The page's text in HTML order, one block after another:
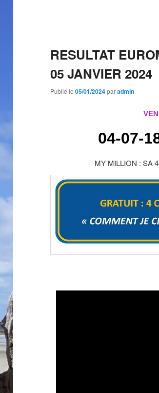
RESULTAT
05 JANVIER 2024
Publié le 05/01/2024paradmin
04-07-
MY MILLION : SA